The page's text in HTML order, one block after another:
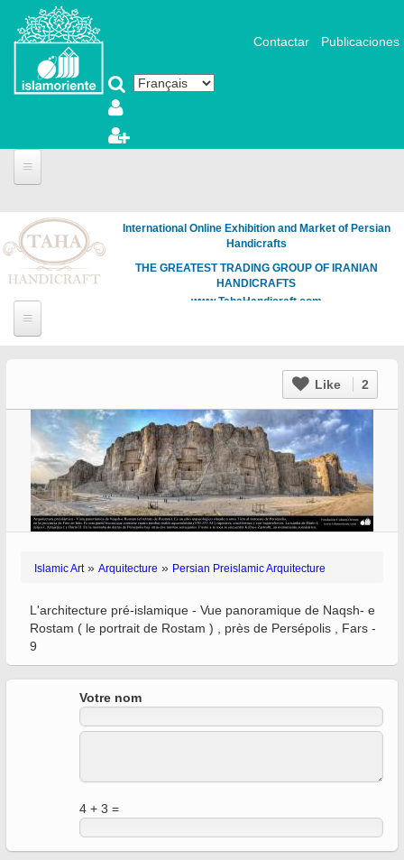
Aller au contenu principal
Contactar Publicaciones
International Online Exhibition and Market of Persian
Handicrafts
THE GREATEST TRADING GROUP OF IRANIAN
HANDICRAFTS
www.TahaHandicraft.com
Like 2
Islamic Art» Arquitecture » Persian Preislamic Arquitecture
L'architecture pré-islamique - Vue panoramique de Naqsh- e
Rostam ( le portrait de Rostam ) , près de Persépolis , Fars -
9
Votre nom
4 + 3 =